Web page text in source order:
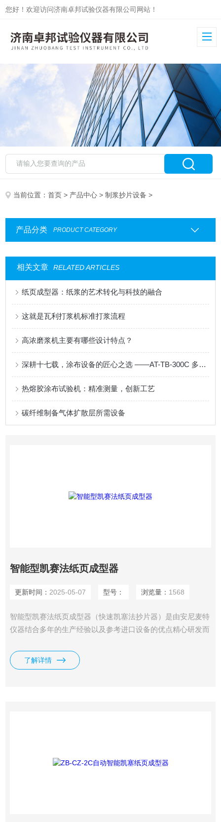
您好！欢迎访问济南卓邦试验仪器有限公司网站！
当前位置：首页 > 产品中心 >制浆抄片设备 >
产品分类 PRODUCT CATEGORY
相关文章 RELATED ARTICLES
纸页成型器：纸浆的艺术转化与科技的融合
这就是瓦利打浆机标准打浆流程
高浓磨浆机主要有哪些设计特点？
深耕十七载，涂布设备的匠心之选 ——AT-TB-300C 多功能涂布试验机
热熔胶涂布试验机：精准测量，创新工艺
碳纤维制备气体扩散层所需设备
智能型凯赛法纸页成型器
更新时间： 2025-05-07 型号： 浏览量： 1568
智能型凯赛法纸页成型器（快速凯塞法抄片器）是由安尼麦特
仪器结合多年的生产经验以及参考进口设备的优点精心研发而
备。在实验室中，植物、矿物等各种纤维经过蒸煮、打浆、筛
浆后，把纸浆进行标准疏解，再放入抄片料筒中，搅拌后快速
了解详情